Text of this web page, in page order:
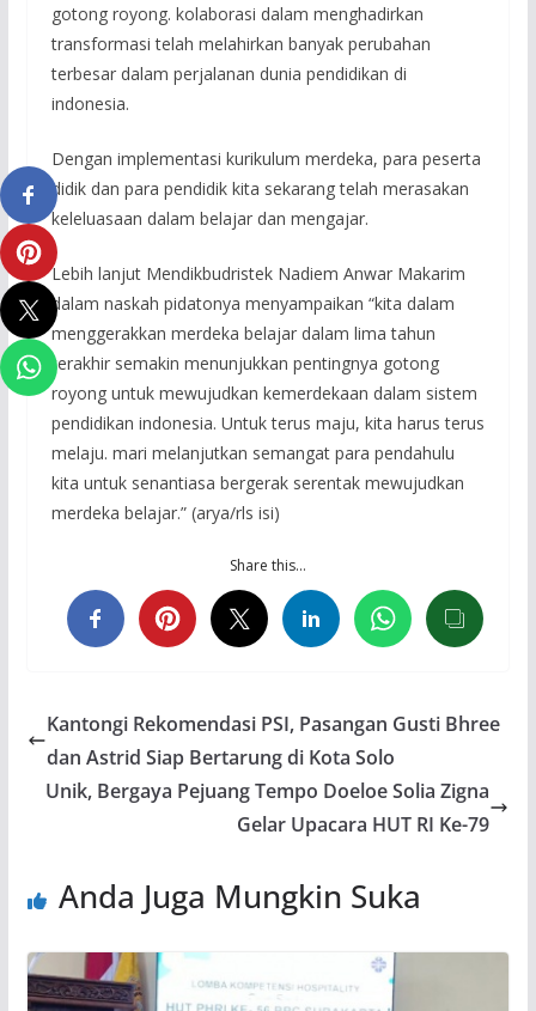
gotong royong. kolaborasi dalam menghadirkan
transformasi telah melahirkan banyak perubahan
terbesar dalam perjalanan dunia pendidikan di
indonesia.
Dengan implementasi kurikulum merdeka, para peserta
didik dan para pendidik kita sekarang telah merasakan
keleluasaan dalam belajar dan mengajar.
Lebih lanjut Mendikbudristek Nadiem Anwar Makarim
dalam naskah pidatonya menyampaikan “kita dalam
menggerakkan merdeka belajar dalam lima tahun
terakhir semakin menunjukkan pentingnya gotong
royong untuk mewujudkan kemerdekaan dalam sistem
pendidikan indonesia. Untuk terus maju, kita harus terus
melaju. mari melanjutkan semangat para pendahulu
kita untuk senantiasa bergerak serentak mewujudkan
merdeka belajar.” (arya/rls isi)
Share this…
Kantongi Rekomendasi PSI, Pasangan Gusti Bhree
dan Astrid Siap Bertarung di Kota Solo
Unik, Bergaya Pejuang Tempo Doeloe Solia Zigna
Gelar Upacara HUT RI Ke-79
Anda Juga Mungkin Suka